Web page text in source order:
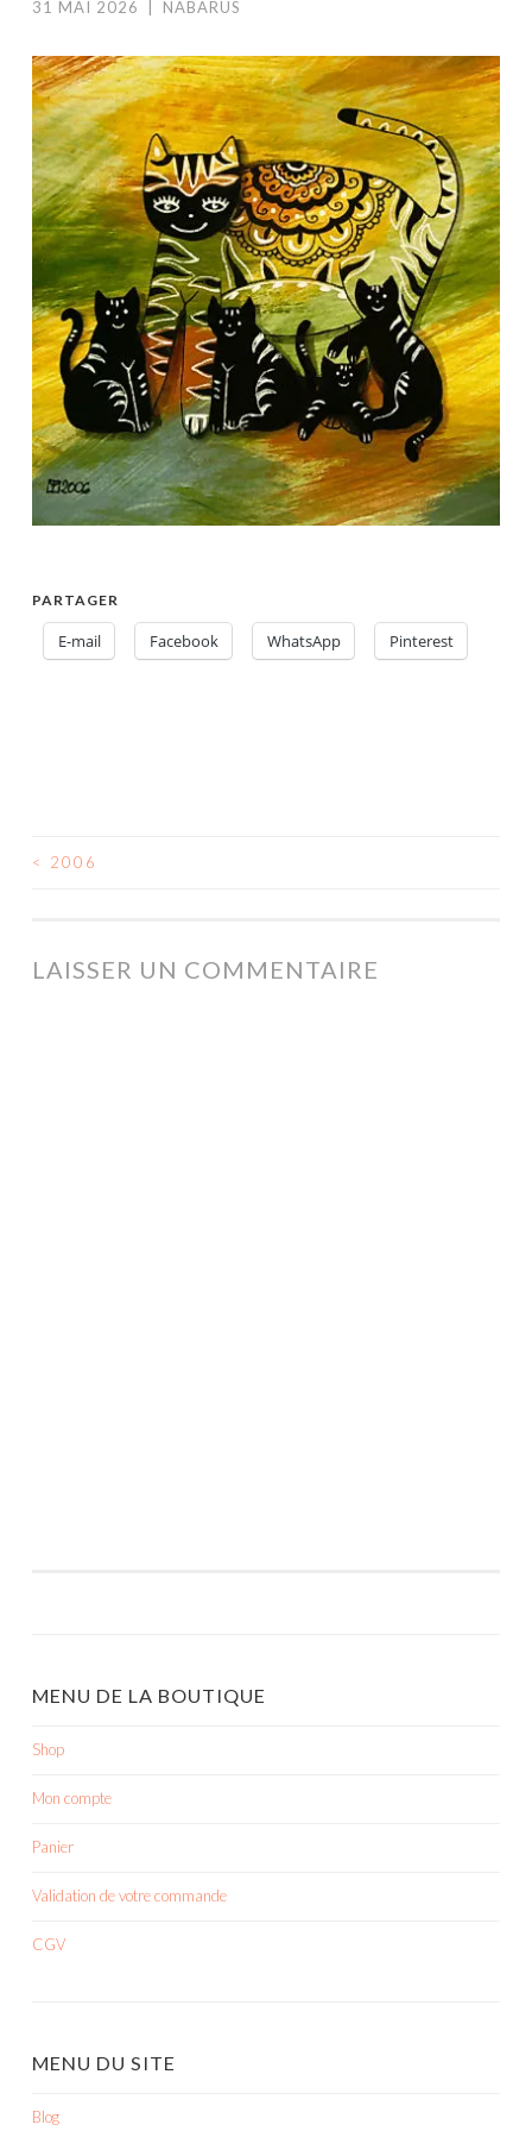
31 MAI 2026 NABARUS
PARTAGER
E-mail Facebook WhatsApp Pinterest
NAVIGATION
ARTICLES
< 2006
LAISSER UN COMMENTAIRE
MENU DE LA BOUTIQUE
Shop
Mon compte
Panier
Validation de votre commande
CGV
MENU DU SITE
Blog